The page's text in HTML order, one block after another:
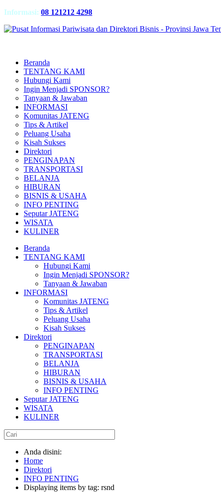
Informasi: 08 121212 4298
Beranda
TENTANG KAMI
Hubungi Kami
Ingin Menjadi SPONSOR?
Tanyaan & Jawaban
INFORMASI
Komunitas JATENG
Tips & Artikel
Peluang Usaha
Kisah Sukses
Direktori
PENGINAPAN
TRANSPORTASI
BELANJA
HIBURAN
BISNIS & USAHA
INFO PENTING
Seputar JATENG
WISATA
KULINER
Beranda
TENTANG KAMI
Hubungi Kami
Ingin Menjadi SPONSOR?
Tanyaan & Jawaban
INFORMASI
Komunitas JATENG
Tips & Artikel
Peluang Usaha
Kisah Sukses
Direktori
PENGINAPAN
TRANSPORTASI
BELANJA
HIBURAN
BISNIS & USAHA
INFO PENTING
Seputar JATENG
WISATA
KULINER
Anda disini:
Home
Direktori
INFO PENTING
Displaying items by tag: rsnd